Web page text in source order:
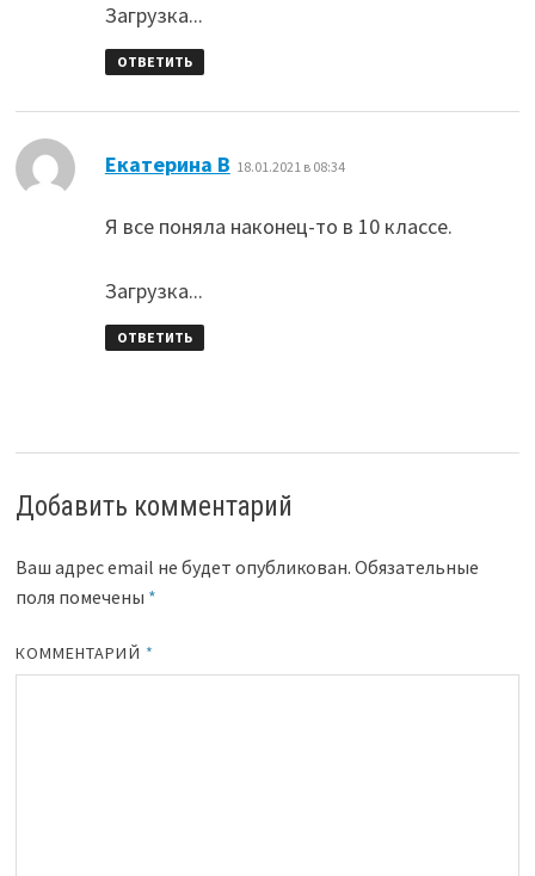
Загрузка...
ОТВЕТИТЬ
Екатерина В 18.01.2021 в 08:34
Я все поняла наконец-то в 10 классе.
Загрузка...
ОТВЕТИТЬ
Добавить комментарий
Ваш адрес email не будет опубликован. Обязательные
поля помечены *
КОММЕНТАРИЙ *